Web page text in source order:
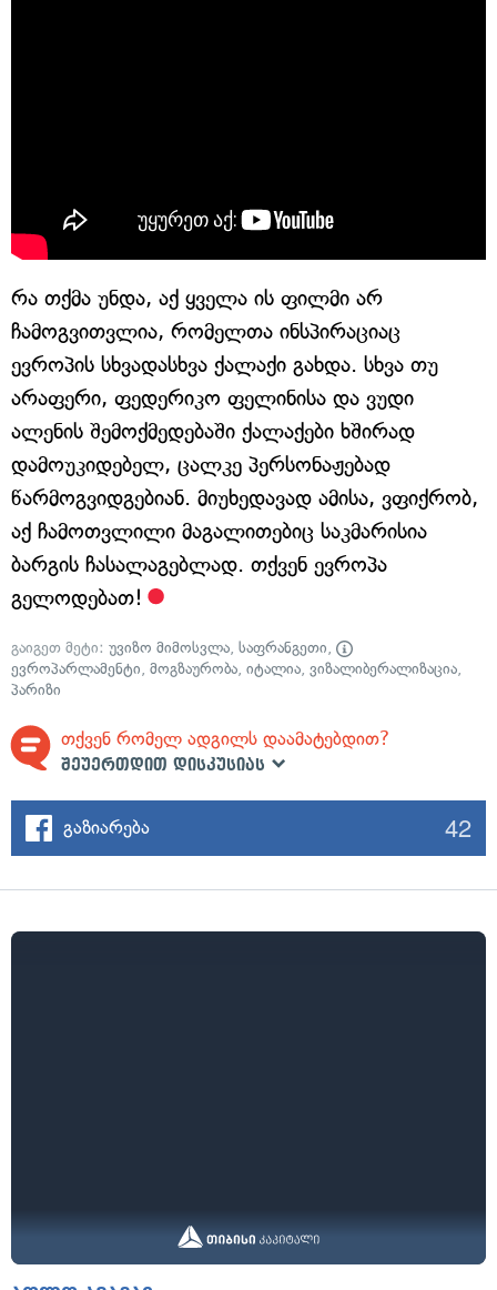
რა თქმა უნდა, აქ ყველა ის ფილმი არ
ჩამოგვითვლია, რომელთა ინსპირაციაც
ევროპის სხვადასხვა ქალაქი გახდა. სხვა თუ
არაფერი, ფედერიკო ფელინისა და ვუდი
ალენის შემოქმედებაში ქალაქები ხშირად
დამოუკიდებელ, ცალკე პერსონაჟებად
წარმოგვიდგებიან. მიუხედავად ამისა, ვფიქრობ,
აქ ჩამოთვლილი მაგალითებიც საკმარისია
ბარგის ჩასალაგებლად. თქვენ ევროპა
გელოდებათ!
გაიგეთ მეტი: უვიზო მიმოსვლა, საფრანგეთი,
ევროპარლამენტი, მოგზაურობა, იტალია, ვიზალიბერალიზაცია,
პარიზი
თქვენ რომელ ადგილს დაამატებდით?
შეუერთდით დისკუსიას
გაზიარება 42